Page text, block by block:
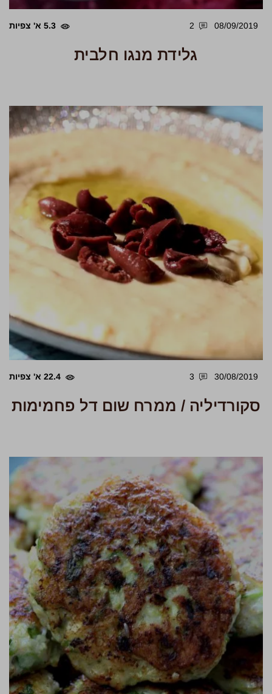
08/09/2019
2 5.3 א' צפיות
גלידת מנגו חלבית
30/08/2019
3 22.4 א' צפיות
סקורדיליה / ממרח שום דל פחמימות